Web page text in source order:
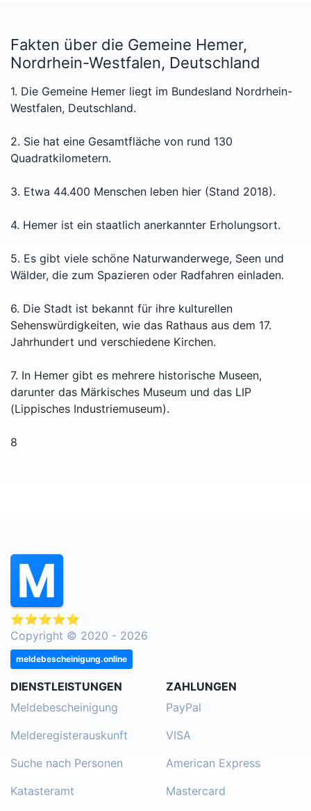
Fakten über die Gemeine Hemer,
Nordrhein-Westfalen, Deutschland
1. Die Gemeine Hemer liegt im Bundesland Nordrhein-
Westfalen, Deutschland.
2. Sie hat eine Gesamtfläche von rund 130
Quadratkilometern.
3. Etwa 44.400 Menschen leben hier (Stand 2018).
4. Hemer ist ein staatlich anerkannter Erholungsort.
5. Es gibt viele schöne Naturwanderwege, Seen und
Wälder, die zum Spazieren oder Radfahren einladen.
6. Die Stadt ist bekannt für ihre kulturellen
Sehenswürdigkeiten, wie das Rathaus aus dem 17.
Jahrhundert und verschiedene Kirchen.
7. In Hemer gibt es mehrere historische Museen,
darunter das Märkisches Museum und das LIP
(Lippisches Industriemuseum).
8
⭐⭐⭐⭐⭐
Copyright © 2020 - 2026
meldebescheinigung.online
DIENSTLEISTUNGEN
Meldebescheinigung
Melderegisterauskunft
Suche nach Personen
Katasteramt
ZAHLUNGEN
PayPal
VISA
American Express
Mastercard